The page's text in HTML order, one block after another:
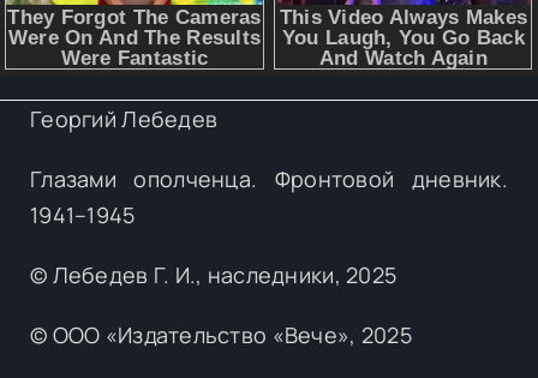
Георгий Лебедев
Глазами ополченца. Фронтовой дневник.
1941–1945
© Лебедев Г. И., наследники, 2025
© ООО «Издательство «Вече», 2025